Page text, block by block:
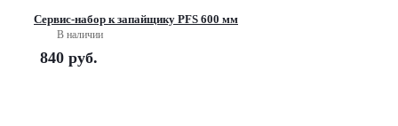
Сервис-набор к запайщику PFS 600 мм
В наличии
840 руб.